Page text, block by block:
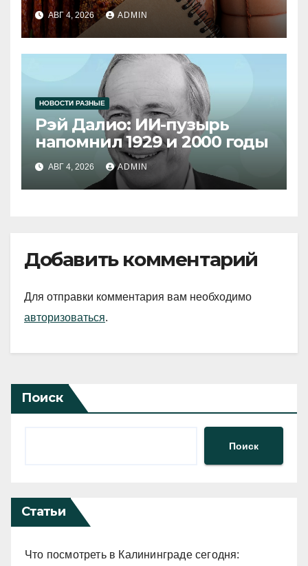
продукции
АВГ 4, 2026 ADMIN
НОВОСТИ РАЗНЫЕ
Рэй Далио: ИИ-пузырь
напомнил 1929 и 2000 годы
АВГ 4, 2026 ADMIN
Добавить комментарий
Для отправки комментария вам необходимо
авторизоваться.
Поиск
Поиск
Статьи
Что посмотреть в Калининграде сегодня: